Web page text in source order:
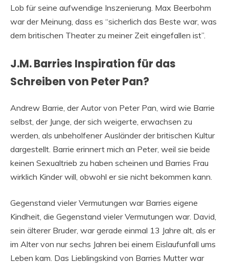
Lob für seine aufwendige Inszenierung. Max Beerbohm
war der Meinung, dass es “sicherlich das Beste war, was
dem britischen Theater zu meiner Zeit eingefallen ist”.
J.M. Barries Inspiration für das
Schreiben von Peter Pan?
Andrew Barrie, der Autor von Peter Pan, wird wie Barrie
selbst, der Junge, der sich weigerte, erwachsen zu
werden, als unbeholfener Ausländer der britischen Kultur
dargestellt. Barrie erinnert mich an Peter, weil sie beide
keinen Sexualtrieb zu haben scheinen und Barries Frau
wirklich Kinder will, obwohl er sie nicht bekommen kann.
Gegenstand vieler Vermutungen war Barries eigene
Kindheit, die Gegenstand vieler Vermutungen war. David,
sein älterer Bruder, war gerade einmal 13 Jahre alt, als er
im Alter von nur sechs Jahren bei einem Eislaufunfall ums
Leben kam. Das Lieblingskind von Barries Mutter war